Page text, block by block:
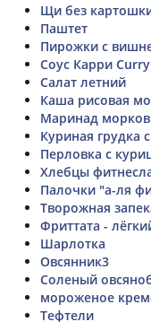
Щи без
Паштет
Пирожки с
Соус Карри
Салат летний
Каша рисовая
Маринад
Куриная грудка
Перловка с
Хлебцы
Палочки "а-ля
Творожная
Фриттата -
Шарлотка
Овсянник3
Соленый
мороженое
Тефтели